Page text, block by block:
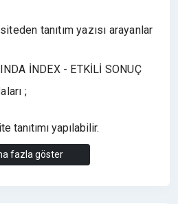
tanıtım yazısı arayanlar
İNDEX - ETKİLİ SONUÇ
;
tanıtımı yapılabilir.
katkıda bulunur.
fazla göster